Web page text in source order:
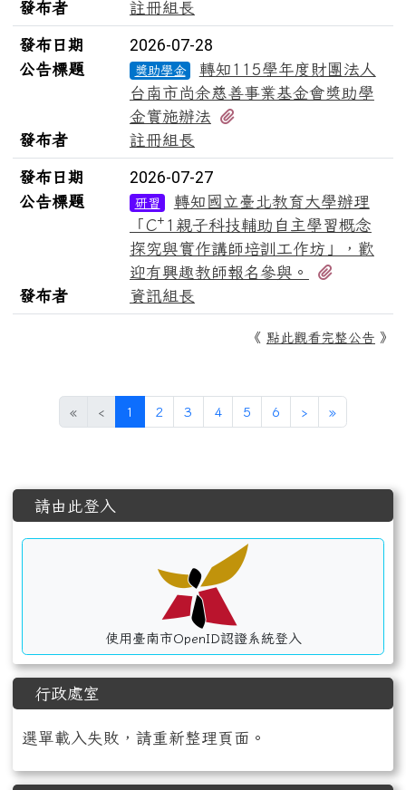
發布者 註冊組長
發布日期 2026-07-28
公告標題 獎助學金
轉知115學年度財團法人
台南市尚余慈善事業基金會獎助學
金實施辦法
發布者
註冊組長
發布日期 2026-07-27
公告標題 研習
轉知國立臺北教育大學辦理
「C⁺1親子科技輔助自主學習概念
探究與實作講師培訓工作坊」，歡
迎有興趣教師報名參與。
發布者
資訊組長
《 點此觀看完整公告 》
« ‹ 1 (目前頁次)
2 3 4 5 6 › 下一頁
»最後頁
左邊區域內容
請由此登入
使用臺南市OpenID認證系統登入
行政處室
選單載入失敗，請重新整理頁面。